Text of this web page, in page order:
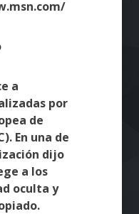
a
por
de
En una de
dijo
a los
oculta y